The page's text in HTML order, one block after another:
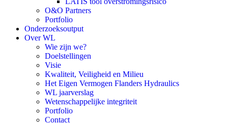
O&O Partners
Portfolio
Onderzoeksoutput
Over WL
Wie zijn we?
Doelstellingen
Visie
Kwaliteit, Veiligheid en Milieu
Het Eigen Vermogen Flanders Hydraulics
WL jaarverslag
Wetenschappelijke integriteit
Portfolio
Contact